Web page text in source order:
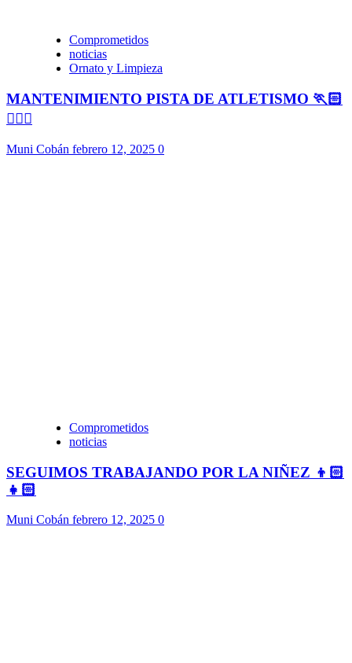
Comprometidos
noticias
Ornato y Limpieza
MANTENIMIENTO PISTA DE ATLETISMO 🏃🏻
🏃🏻‍♀️
Muni Cobán febrero 12, 2025 0
Comprometidos
noticias
SEGUIMOS TRABAJANDO POR LA NIÑEZ 👦🏻
👧🏻
Muni Cobán febrero 12, 2025 0